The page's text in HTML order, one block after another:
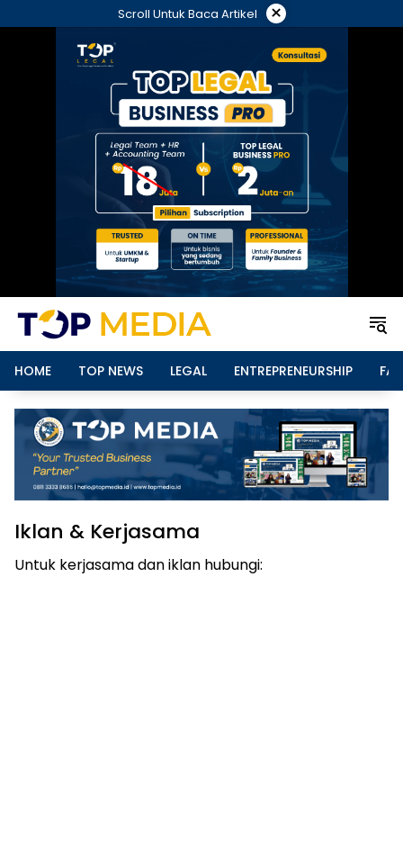
ke
Scroll Untuk Baca Artikel ×
HOME TOP NEWS LEGAL ENTREPRENEURSHIP
Iklan & Kerjasama
Untuk kerjasama dan iklan hubungi: